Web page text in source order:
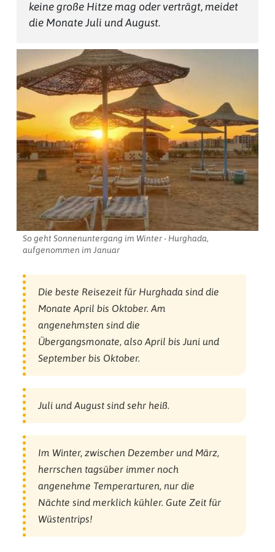
keine große Hitze mag oder verträgt, meidet
die Monate Juli und August.
So geht Sonnenuntergang im Winter - Hurghada,
aufgenommen im Januar
Die beste Reisezeit für Hurghada sind die
Monate April bis Oktober. Am
angenehmsten sind die
Übergangsmonate, also April bis Juni und
September bis Oktober.
Juli und August sind sehr heiß.
Im Winter, zwischen Dezember und März,
herrschen tagsüber immer noch
angenehme Temperarturen, nur die
Nächte sind merklich kühler. Gute Zeit für
Wüstentrips!